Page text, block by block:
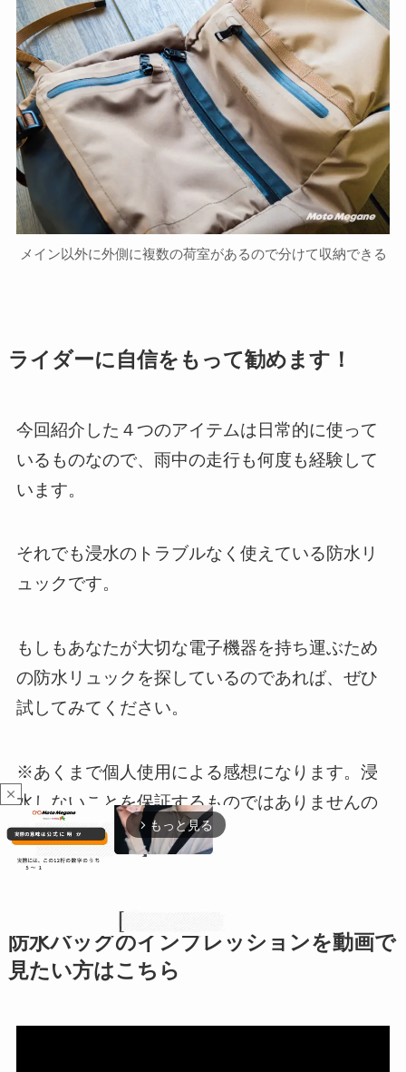
メイン以外に外側に複数の荷室があるので分けて収納できる
ライダーに自信をもって勧めます！
今回紹介した４つのアイテムは日常的に使って
いるものなので、雨中の走行も何度も経験して
います。
それでも浸水のトラブルなく使えている防水リ
ュックです。
もしもあなたが大切な電子機器を持ち運ぶため
の防水リュックを探しているのであれば、ぜひ
試してみてください。
※あくまで個人使用による感想になります。浸
水しないことを保証するものではありませんの
で了承ください。
防水バッグのインプレッションを動画で
見たい方はこちら
close
arrow_forward_ios もっと見る